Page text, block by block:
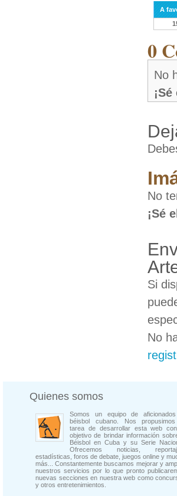
A
0
No
No
¡Sé
Si
No
Quienes somos
Somos un equipo de
béisbol cubano. Nos
tarea de desarrollar esta web
objetivo de brindar información
Béisbol en Cuba y su Serie
Ofrecemos noticias,
estadísticas, foros de debate, juegos online y
más... Constantemente buscamos mejorar y
nuestros servicios por lo que pronto
nuevas secciones en nuestra web como
y otros entretenimientos.